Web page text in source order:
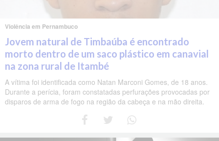
Violência em Pernambuco
Jovem natural de Timbaúba é encontrado
morto dentro de um saco plástico em canavial
na zona rural de Itambé
A vítima foi identificada como Natan Marconi Gomes, de 18 anos.
Durante a perícia, foram constatadas perfurações provocadas por
disparos de arma de fogo na região da cabeça e na mão direita.